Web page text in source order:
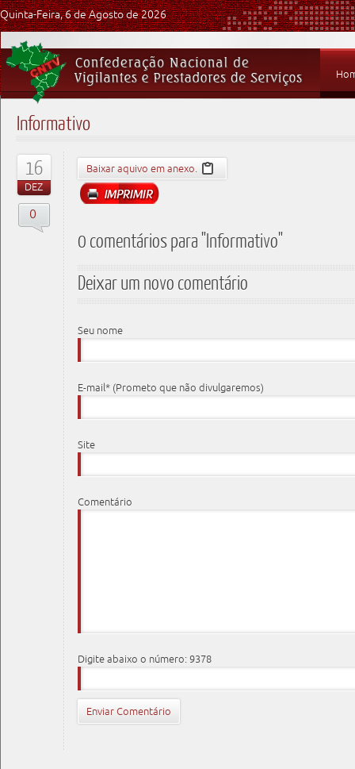
Quinta-Feira, 6 de Agosto de 2026
Informativo
16
DEZ
0
Baixar aquivo em anexo.
0 comentários para "Informativo"
Deixar um novo comentário
Seu nome
E-mail* (Prometo que não divulgaremos)
Site
Comentário
Digite abaixo o número: 9378